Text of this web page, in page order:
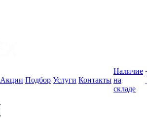
Акции Подбор Услуги Контакты
Наличие
на
складе